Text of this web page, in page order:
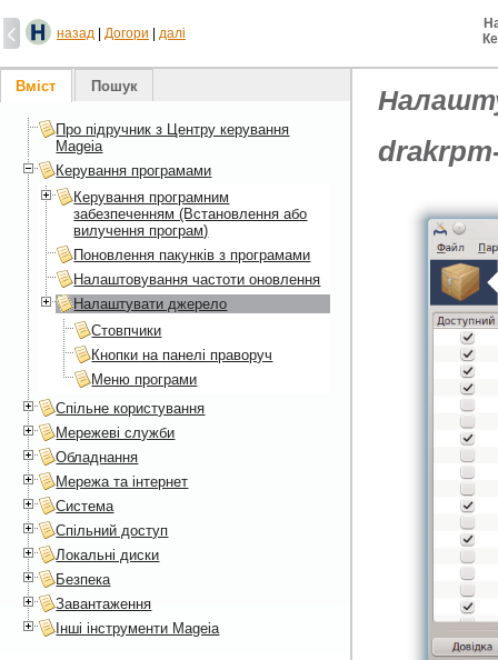
назад Догори далі
Вміст Пошук
Про підручник з Центру керування
Mageia
Керування програмами
Керування програмним
забезпеченням (Встановлення або
вилучення програм)
Поновлення пакунків з програмами
Налаштовування частоти оновлення
Налаштувати джерело
Стовпчики
Кнопки на панелі праворуч
Меню програми
Спільне користування
Мережеві служби
Обладнання
Мережа та інтернет
Система
Спільний доступ
Локальні диски
Безпека
Завантаження
Інші інструменти Mageia